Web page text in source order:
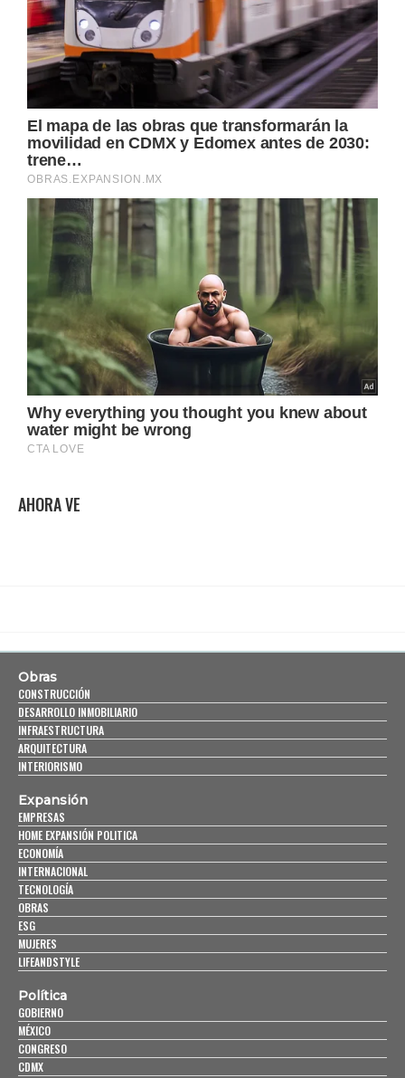
AHORA VE
Obras
CONSTRUCCIÓN
DESARROLLO INMOBILIARIO
INFRAESTRUCTURA
ARQUITECTURA
INTERIORISMO
Expansión
EMPRESAS
HOME EXPANSIÓN POLITICA
ECONOMÍA
INTERNACIONAL
TECNOLOGÍA
OBRAS
ESG
MUJERES
LIFEANDSTYLE
Política
GOBIERNO
MÉXICO
CONGRESO
CDMX